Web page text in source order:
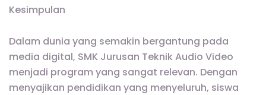
Kesimpulan
Dalam dunia yang semakin bergantung pada
media digital, SMK Jurusan Teknik Audio Video
menjadi program yang sangat relevan. Dengan
menyajikan pendidikan yang menyeluruh, siswa